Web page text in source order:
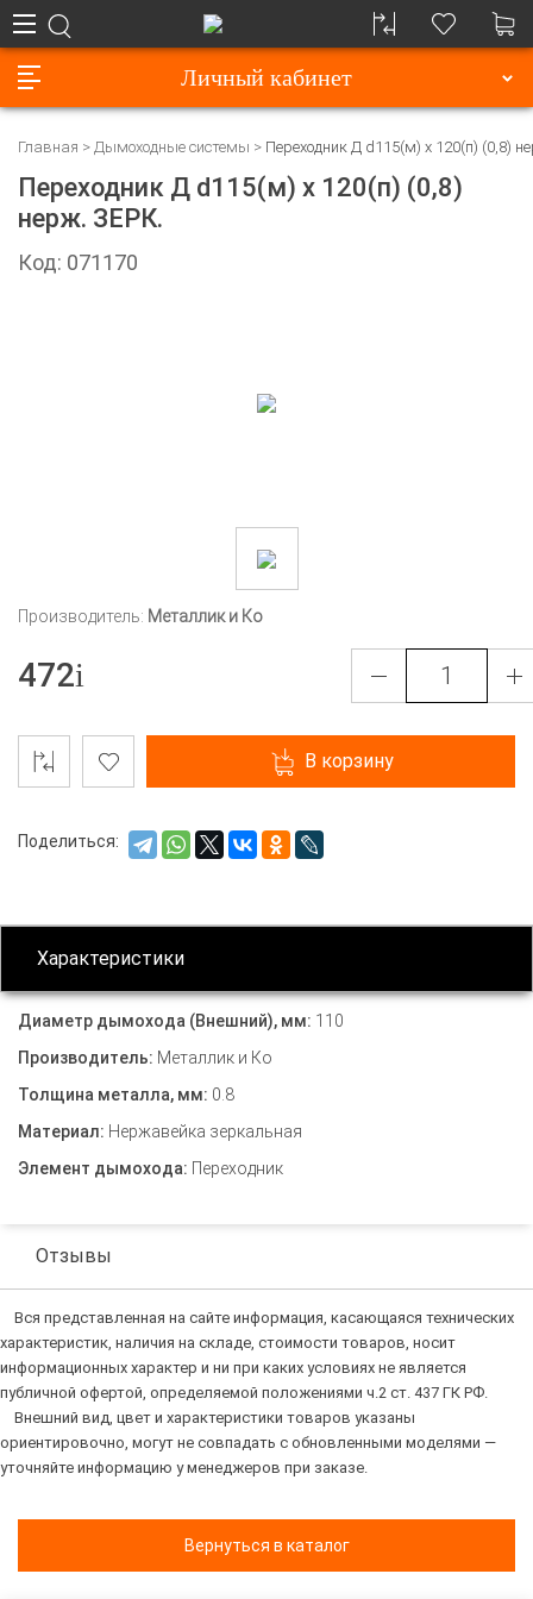
Личный кабинет
Главная Дымоходные системы Переходник Д d115(м) х 120(п) (0,8)
Переходник Д d115(м) х 120(п) (0,8)
нерж. ЗЕРК.
Код: 071170
Производитель: Металлик и Ко
472
В корзину
Поделиться:
Характеристики
Диаметр дымохода (Внешний), мм: 110
Производитель: Металлик и Ко
Толщина металла, мм: 0.8
Материал: Нержавейка зеркальная
Элемент дымохода: Переходник
Отзывы
Вся представленная на сайте информация, касающаяся технических
характеристик, наличия на складе, стоимости товаров, носит
информационных характер и ни при каких условиях не является
публичной офертой, определяемой положениями ч.2 ст. 437 ГК РФ.
Внешний вид, цвет и характеристики товаров указаны
ориентировочно, могут не совпадать с обновленными моделями —
уточняйте информацию у менеджеров при заказе.
Вернуться в каталог